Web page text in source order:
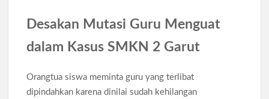
Desakan Mutasi Guru Menguat
dalam Kasus SMKN 2 Garut
Orangtua siswa meminta guru yang terlibat
dipindahkan karena dinilai sudah kehilangan